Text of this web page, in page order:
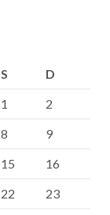
S
D
1
2
8
9
15
16
22
23